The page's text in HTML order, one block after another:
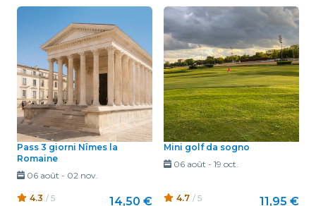
Pass 3 giorni Nîmes la
Romaine
06 août - 02 nov.
4.3 / 5 14,50 €
Mini golf da sogno
06 août - 19 oct.
4.7 / 5 11,95 €